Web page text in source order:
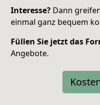
Interesse? Dann
einmal ganz bequem
Füllen Sie jetzt das
Angebote.